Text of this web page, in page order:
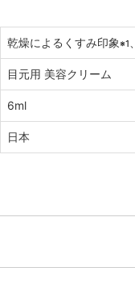
乾燥によるくすみ印象※1
目元用 美容クリーム
6ml
日本